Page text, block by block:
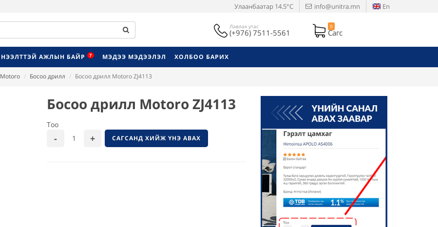
Улаанбаатар 14.5°C info@unitra.mn En
Лавлах утас
(+976) 7511-5561
0
Сагс
НЭЭЛТТЭЙ АЖЛЫН БАЙР 7 МЭДЭЭ МЭДЭЭЛЭЛ ХОЛБОО БАРИХ
Motoro Босоо дрилл Босоо дрилл Motoro ZJ4113
Босоо дрилл Motoro ZJ4113
Тоо
САГСАНД ХИЙЖ ҮНЭ АВАХ